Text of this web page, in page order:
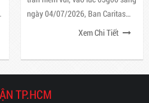
ngày 04/07/2026, Ban Caritas
Giáo xứ Thánh Linh (Hạt Thủ
Xem Chi Tiết
TP.HCM